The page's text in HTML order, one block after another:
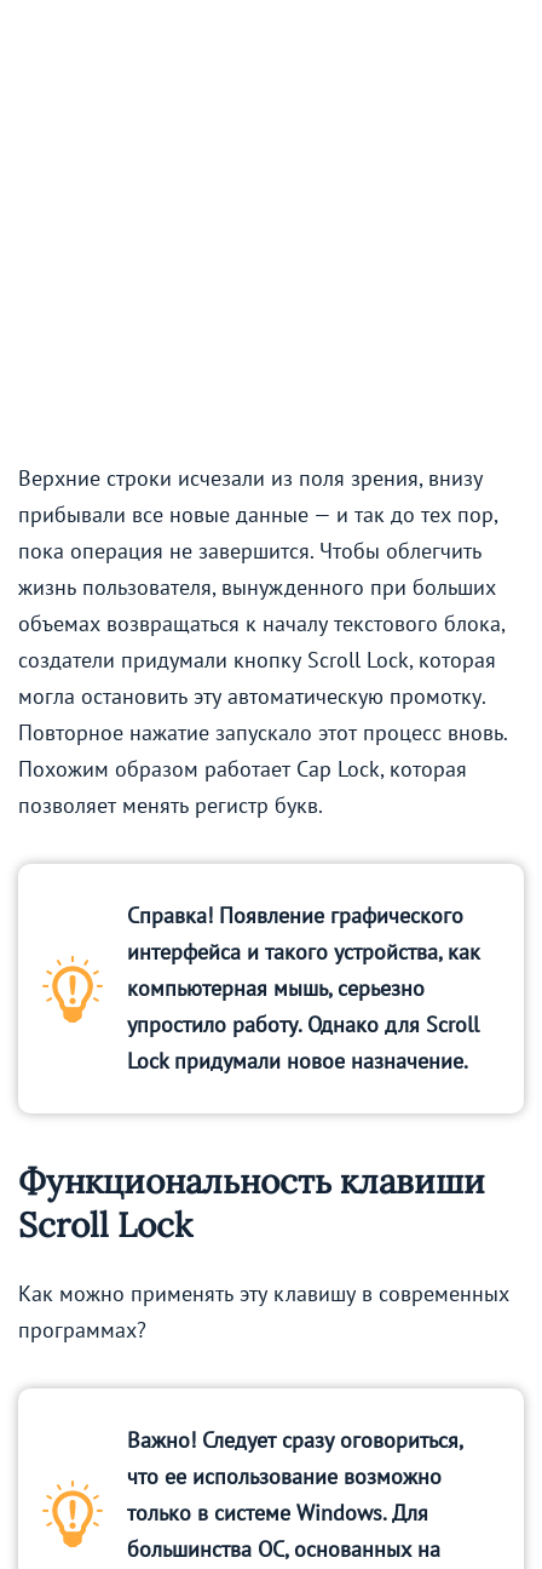
Верхние строки исчезали из поля зрения, внизу
прибывали все новые данные — и так до тех пор,
пока операция не завершится. Чтобы облегчить
жизнь пользователя, вынужденного при больших
объемах возвращаться к началу текстового блока,
создатели придумали кнопку Scroll Lock, которая
могла остановить эту автоматическую промотку.
Повторное нажатие запускало этот процесс вновь.
Похожим образом работает Cap Lock, которая
позволяет менять регистр букв.
Справка! Появление графического
интерфейса и такого устройства, как
компьютерная мышь, серьезно
упростило работу. Однако для Scroll
Lock придумали новое назначение.
Функциональность клавиши
Scroll Lock
Как можно применять эту клавишу в современных
программах?
Важно! Следует сразу оговориться,
что ее использование возможно
только в системе Windows. Для
большинства ОС, основанных на